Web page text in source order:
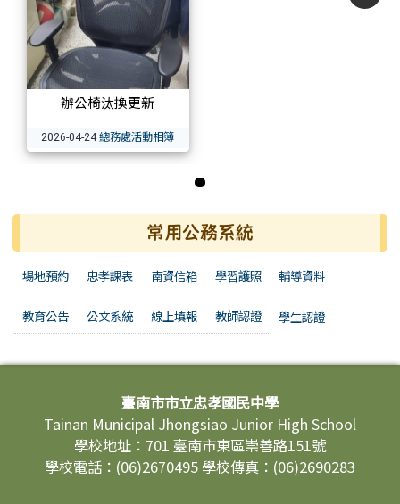
辦公椅汰換更新
2026-04-24 總務處活動相簿
常用公務系統
場地預約 忠孝課表 南資信箱 學習護照 輔導資料
教育公告 公文系統 線上填報 教師認證 學生認證
頁尾區域內容臺南市市立忠孝國民中學
Tainan Municipal Jhongsiao Junior High School
學校地址：701 臺南市東區崇善路151號
學校電話：(06)2670495 學校傳真：(06)2690283